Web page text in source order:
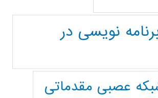
نویسی در
عصبی مقدماتی